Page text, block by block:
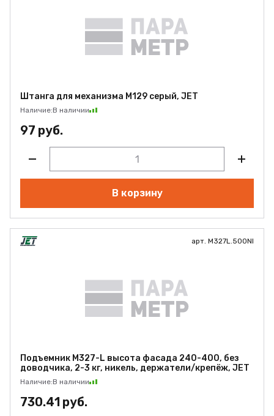
Штанга для механизма М129 серый, JET
Наличие:В наличии
97 руб.
В корзину
арт. M327L.500NI
Подъемник M327-L высота фасада 240-400, без
доводчика, 2-3 кг, никель, держатели/крепёж, JET
Наличие:В наличии
730.41 руб.